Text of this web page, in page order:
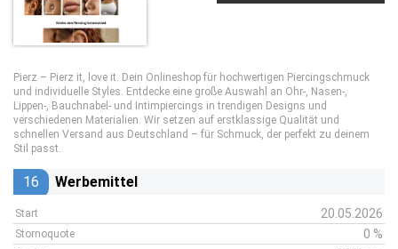
Pierz – Pierz it, love it. Dein Onlineshop für hochwertigen Piercingschmuck
und individuelle Styles. Entdecke eine große Auswahl an Ohr-, Nasen-,
Lippen-, Bauchnabel- und Intimpiercings in trendigen Designs und
verschiedenen Materialien. Wir setzen auf erstklassige Qualität und
schnellen Versand aus Deutschland – für Schmuck, der perfekt zu deinem
Stil passt.
16 Werbemittel
Start 20.05.2026
Stornoquote 0 %